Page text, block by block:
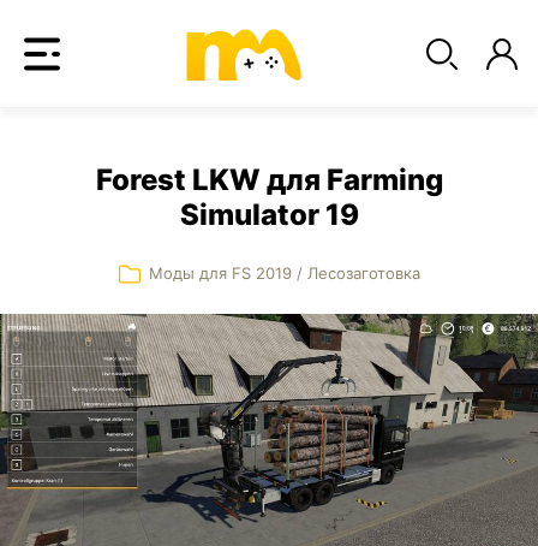
Forest LKW для Farming
Simulator 19
Моды для FS 2019/ Лесозаготовка